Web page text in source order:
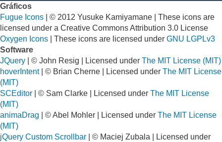
Gráficos
Fugue Icons | © 2012 Yusuke Kamiyamane | These icons are
licensed under a Creative Commons Attribution 3.0 License
Oxygen Icons | These icons are licensed under GNU LGPLv3
Software
JQuery | © John Resig | Licensed under The MIT License (MIT)
hoverIntent| © Brian Cherne | Licensed under The MIT License
(MIT)
SCEditor | © Sam Clarke | Licensed under The MIT License
(MIT)
animaDrag | © Abel Mohler | Licensed under The MIT License
(MIT)
jQuery Custom Scrollbar | © Maciej Zubala | Licensed under